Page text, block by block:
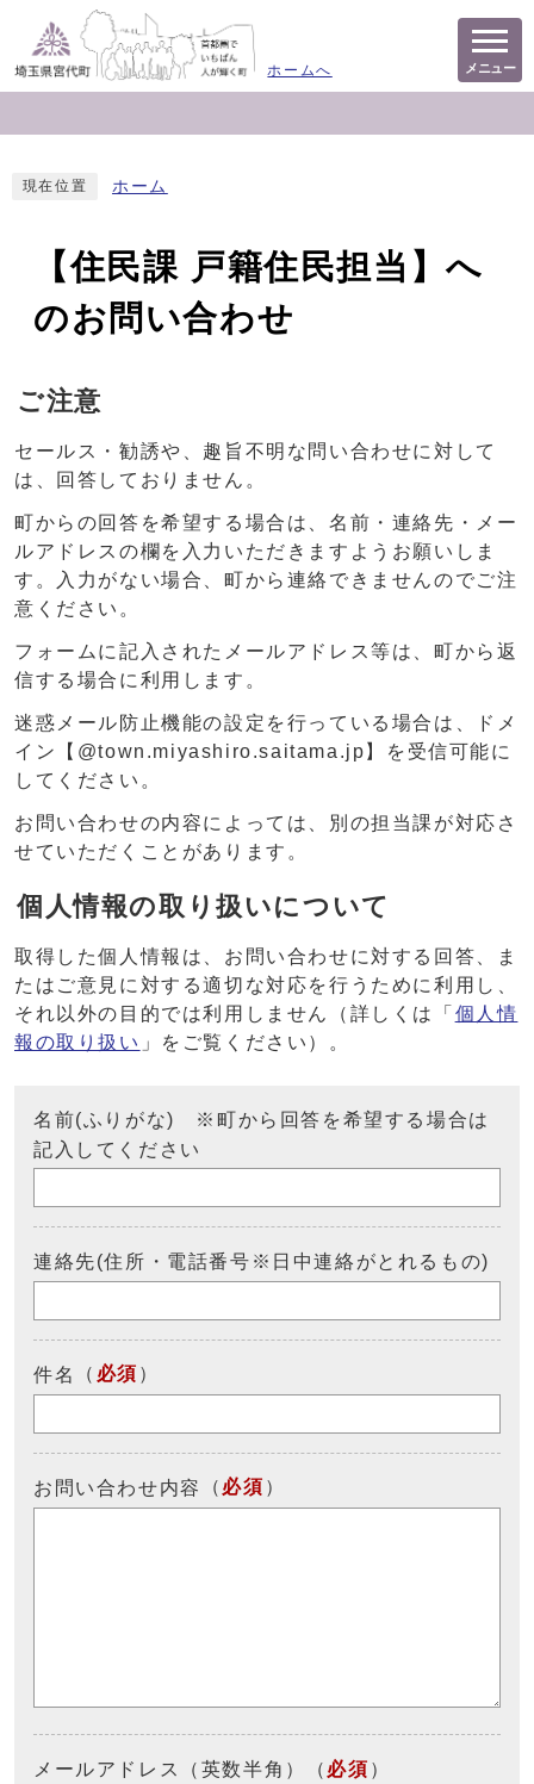
ホームへ メニュー
現在位置 ホーム
【住民課 戸籍住民担当】へ
のお問い合わせ
ご注意
セールス・勧誘や、趣旨不明な問い合わせに対して
は、回答しておりません。
町からの回答を希望する場合は、名前・連絡先・メー
ルアドレスの欄を入力いただきますようお願いしま
す。入力がない場合、町から連絡できませんのでご注
意ください。
フォームに記入されたメールアドレス等は、町から返
信する場合に利用します。
迷惑メール防止機能の設定を行っている場合は、ドメ
イン【@town.miyashiro.saitama.jp】を受信可能に
してください。
お問い合わせの内容によっては、別の担当課が対応さ
せていただくことがあります。
個人情報の取り扱いについて
取得した個人情報は、お問い合わせに対する回答、ま
たはご意見に対する適切な対応を行うために利用し、
それ以外の目的では利用しません（詳しくは「 個人情
報の取り扱い 」をご覧ください）。
名前(ふりがな) ※町から回答を希望する場合は
記入してください
連絡先(住所・電話番号※日中連絡がとれるもの)
件名 （ 必須 ）
お問い合わせ内容 （ 必須 ）
メールアドレス（英数半角）（ 必須 ）